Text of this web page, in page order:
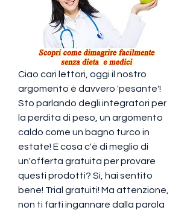
Ciao cari lettori, oggi il nostro
argomento è davvero 'pesante'!
Sto parlando degli integratori per
la perdita di peso, un argomento
caldo come un bagno turco in
estate! E cosa c'è di meglio di
un'offerta gratuita per provare
questi prodotti? Sì, hai sentito
bene! Trial gratuiti! Ma attenzione,
non ti farti ingannare dalla parola